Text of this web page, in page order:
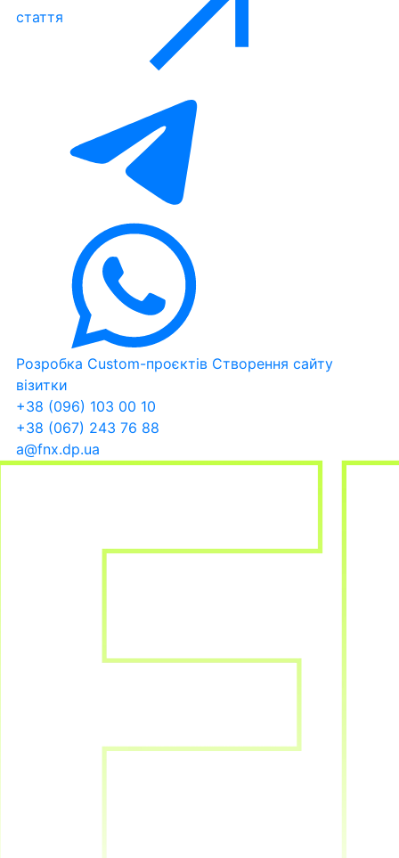
стаття
Розробка Custom-проєктів Створення сайту
візитки
+38 (096) 103 00 10
+38 (067) 243 76 88
a@fnx.dp.ua